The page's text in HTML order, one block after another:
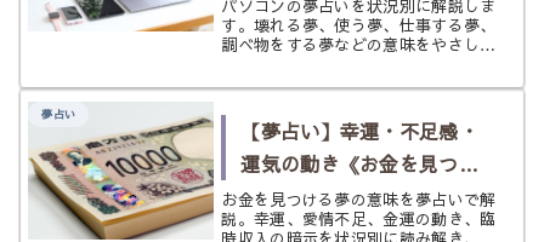
解説
パソコンの夢占いを状況別に解説しま
す。壊れる夢、使う夢、仕事する夢、
調べ物をする夢などの意味をやさしく
スを添えてわかりやすくまとめまし
夢占い
【夢占い】幸運・不足感・
運気の動き《お金を見つけ
る》の夢
お金を見つける夢の意味を夢占いで解
説。幸運、愛情不足、金運の動き、臨